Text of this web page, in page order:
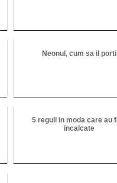
Neonul, cum sa il porti
5 reguli in moda care au
incalcate